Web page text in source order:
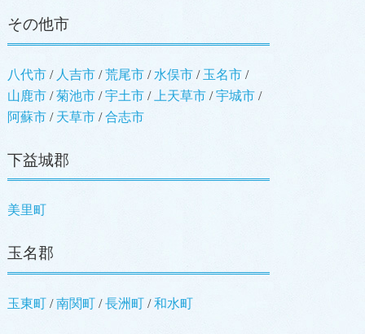
その他市
八代市 人吉市 荒尾市 水俣市
玉名市
山鹿市
菊池市 宇土市 上天草市
宇城市
阿蘇市
天草市 合志市
下益城郡
美里町
玉名郡
玉東町 南関町 長洲町 和水町